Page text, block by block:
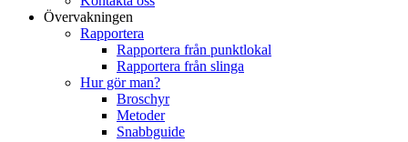
Övervakningen
Rapportera
Rapportera från punktlokal
Rapportera från slinga
Hur gör man?
Broschyr
Metoder
Snabbguide